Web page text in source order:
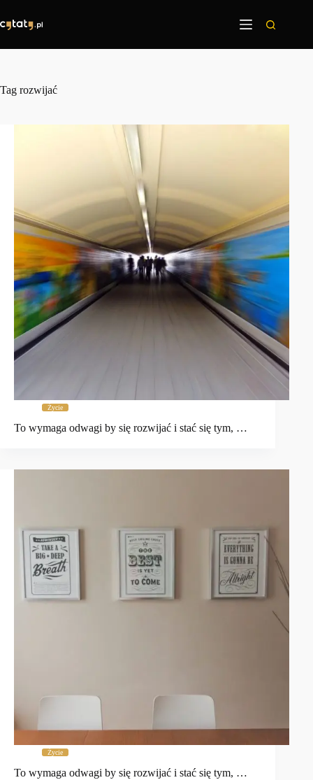
treści
Tag rozwijać
Życie
To wymaga odwagi by się rozwijać i stać się tym, …
Życie
To wymaga odwagi by się rozwijać i stać się tym, …